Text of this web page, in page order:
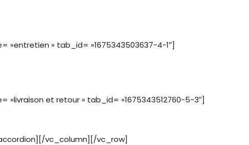
» tab_id= »1675343503637-4-1″]
et retour » tab_id= »1675343512760-5-3″]
vc_column][/vc_row]